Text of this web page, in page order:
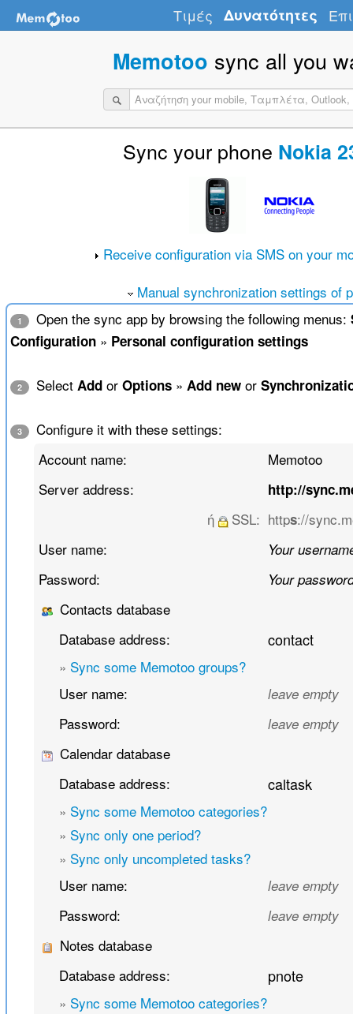
Τιμές Δυνατότητες
Memotoo sync all you
Sync your phone Nokia
Receive configuration via SMS on your
Manual synchronization settings of
1 Open the sync app by browsing the following menus:
Configuration» Personal configuration settings
2 Select Addor Options» Add newor
3
Configure it with these settings:
Account name:
Memotoo
Server address:
http://
ή SSL: https://
User name:
Your
Password: Your
Contacts database
Database address:
contact
» Sync some Memotoo groups?
User name:
leave empty
Password: leave empty
Calendar database
Database address:
caltask
» Sync some Memotoo categories?
» Sync only one period?
» Sync only uncompleted tasks?
User name:
leave empty
Password: leave empty
Notes database
Database address:
pnote
» Sync some Memotoo categories?